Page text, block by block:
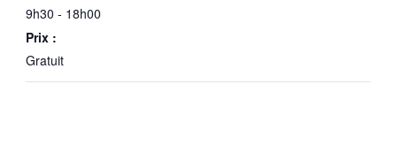
9h30 - 18h00
Prix :
Gratuit